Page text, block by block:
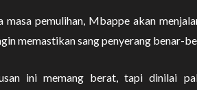
masa pemulihan, Mbappe akan
memastikan sang penyerang benar-
ini memang berat, tapi dinilai